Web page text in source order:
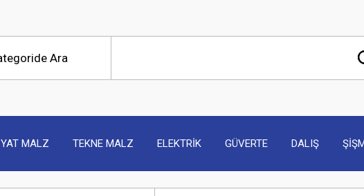
YAT MALZ TEKNE MALZ ELEKTRİK GÜVERTE DALIŞ